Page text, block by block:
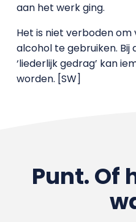
aan het werk ging.
Het is niet verboden
alcohol te gebruiken.
‘liederlijk gedrag’ kan
worden. [SW]
Punt. Of